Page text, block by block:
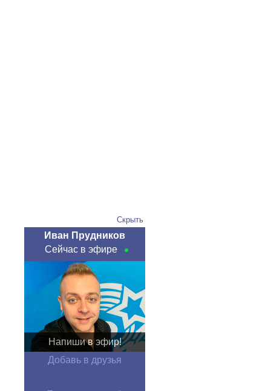
Скрыть
Иван Прудников
Сейчас в эфире
Напиши в эфир!
Добавь в друзья